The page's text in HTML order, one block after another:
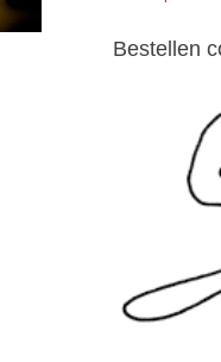
Bestellen